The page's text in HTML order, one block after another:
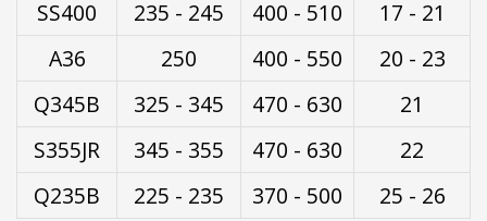
SS400 235 - 245 400 - 510
17 - 21
A36
250 400 - 550
20 - 23
Q345B
325 - 345 470 - 630
21
S355JR
345 - 355 470 - 630
22
Q235B
225 - 235 370 - 500 25 - 26